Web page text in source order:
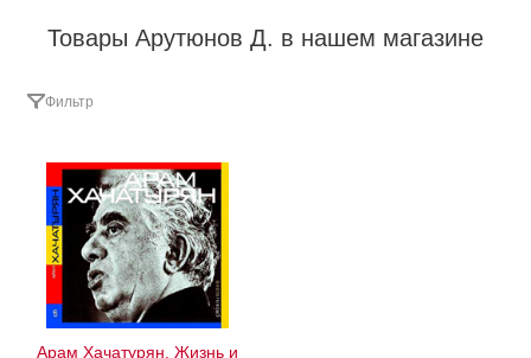
Товары Арутюнов Д. в нашем магазине
Фильтр
Арам Хачатурян. Жизнь и